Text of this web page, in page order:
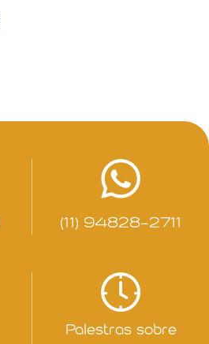
(11) 94828-2711
Palestras sobre